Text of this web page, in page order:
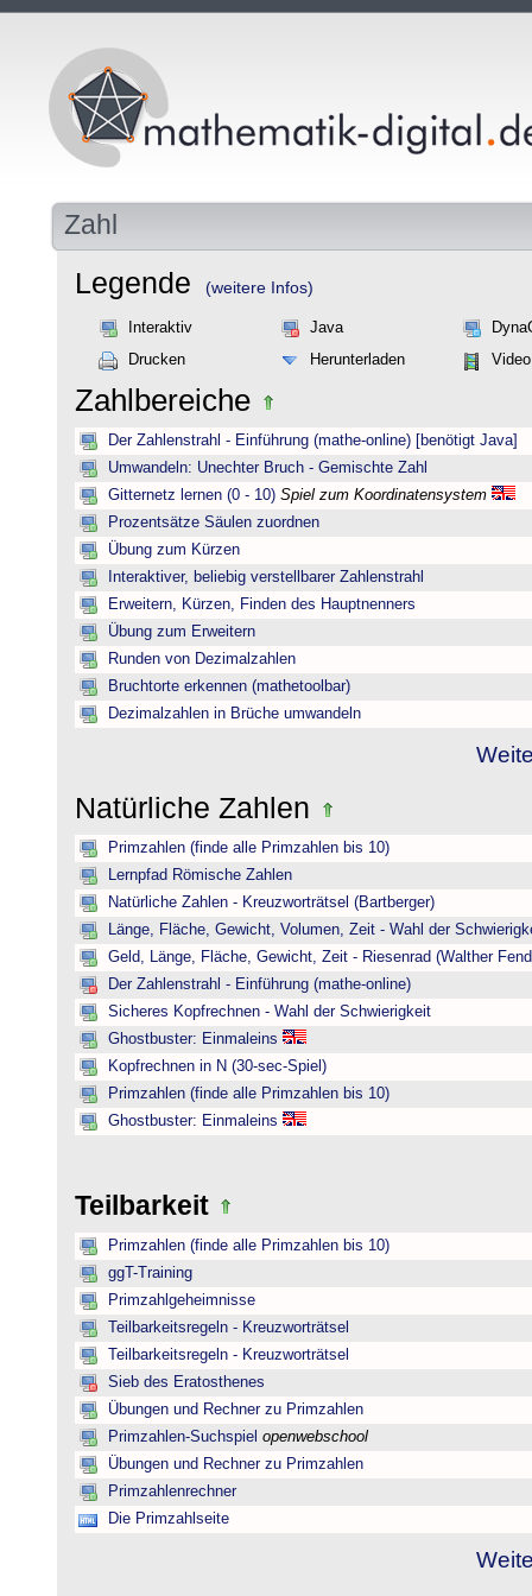
Zahl
Legende (weitere Infos)
Interaktiv Java
Drucken
Herunterladen Video
Zahlbereiche
Der Zahlenstrahl - Einführung (mathe-online) [benötigt Java]
Umwandeln: Unechter Bruch - Gemischte Zahl
Gitternetz lernen (0 - 10) Spiel zum Koordinatensystem
Prozentsätze Säulen zuordnen
Übung zum Kürzen
Interaktiver, beliebig verstellbarer Zahlenstrahl
Erweitern, Kürzen, Finden des Hauptnenners
Übung zum Erweitern
Runden von Dezimalzahlen
Bruchtorte erkennen (mathetoolbar)
Dezimalzahlen in Brüche umwandeln
Natürliche Zahlen
Primzahlen (finde alle Primzahlen bis 10)
Lernpfad Römische Zahlen
Natürliche Zahlen - Kreuzworträtsel (Bartberger)
Länge, Fläche, Gewicht, Volumen, Zeit - Wahl der
Geld, Länge, Fläche, Gewicht, Zeit - Riesenrad (Walther
Der Zahlenstrahl - Einführung (mathe-online)
Sicheres Kopfrechnen - Wahl der Schwierigkeit
Ghostbuster: Einmaleins
Kopfrechnen in N (30-sec-Spiel)
Primzahlen (finde alle Primzahlen bis 10)
Ghostbuster: Einmaleins
Teilbarkeit
Primzahlen (finde alle Primzahlen bis 10)
ggT-Training
Primzahlgeheimnisse
Teilbarkeitsregeln - Kreuzworträtsel
Teilbarkeitsregeln - Kreuzworträtsel
Sieb des Eratosthenes
Übungen und Rechner zu Primzahlen
Primzahlen-Suchspiel openwebschool
Übungen und Rechner zu Primzahlen
Primzahlenrechner
Die Primzahlseite